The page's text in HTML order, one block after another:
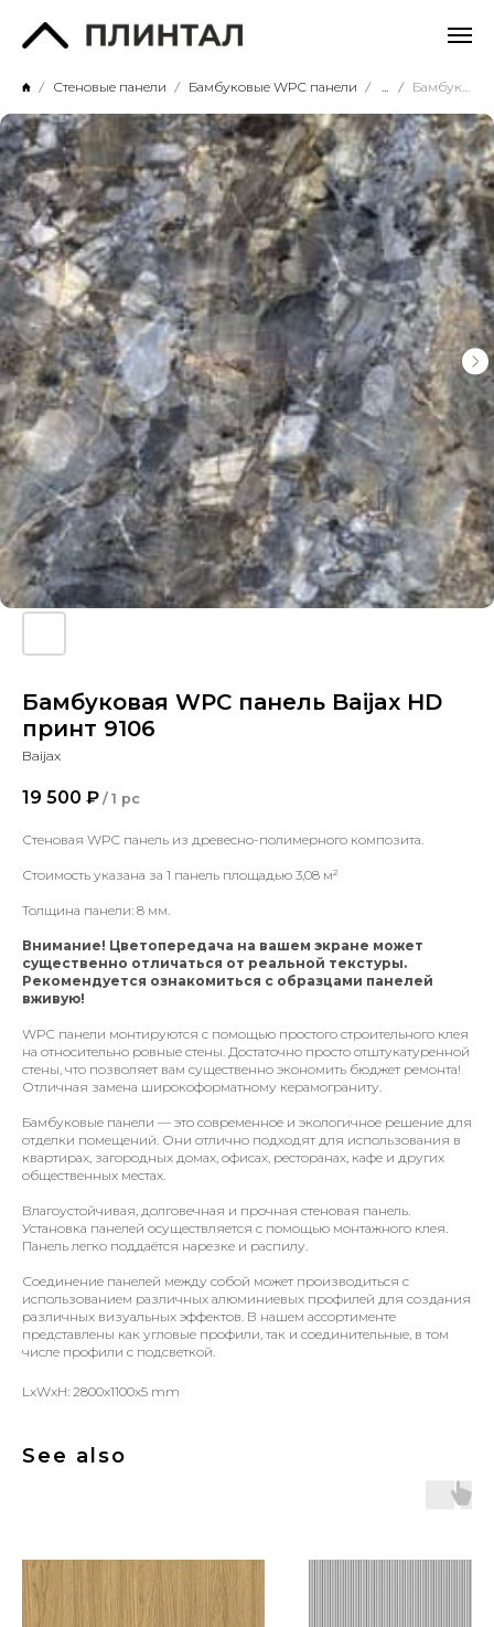
Стеновые панели Бамбуковые WPC панели ... Бамбуковая WPC панель Baijax HD принт 9106
Бамбуковая WPC панель Baijax HD
принт 9106
Baijax
19 500 ₽ / 1 pc
Стеновая WPC панель из древесно-полимерного композита.
Стоимость указана за 1 панель площадью 3,08 м²
Толщина панели: 8 мм.
Внимание! Цветопередача на вашем экране может
существенно отличаться от реальной текстуры.
Рекомендуется ознакомиться с образцами панелей
вживую!
WPC панели монтируются с помощью простого строительного клея
на относительно ровные стены. Достаточно просто отштукатуренной
стены, что позволяет вам существенно экономить бюджет ремонта!
Отличная замена широкоформатному керамограниту.
Бамбуковые панели — это современное и экологичное решение для
отделки помещений. Они отлично подходят для использования в
квартирах, загородных домах, офисах, ресторанах, кафе и других
общественных местах.
Влагоустойчивая, долговечная и прочная стеновая панель.
Установка панелей осуществляется с помощью монтажного клея.
Панель легко поддаётся нарезке и распилу.
Соединение панелей между собой может производиться с
использованием различных алюминиевых профилей для создания
различных визуальных эффектов. В нашем ассортименте
представлены как угловые профили, так и соединительные, в том
числе профили с подсветкой.
LxWxH: 2800x1100x5 mm
See also